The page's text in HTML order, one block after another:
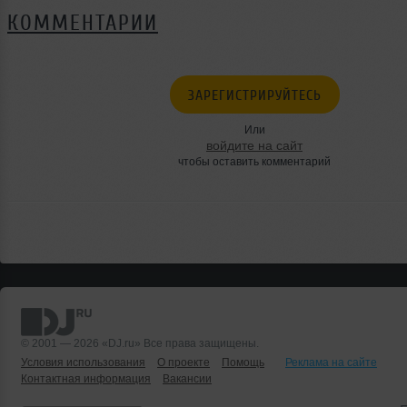
КОММЕНТАРИИ
ЗАРЕГИСТРИРУЙТЕСЬ
Или
войдите на сайт
чтобы оставить комментарий
© 2001 — 2026 «DJ.ru» Все права защищены.
Условия использования
О проекте Помощь
Реклама на сайте
Контактная информация
Вакансии